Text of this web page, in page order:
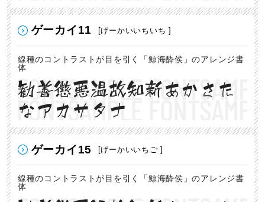
ゲーカイ11 [げーかいいちいち ]
線種のコントラストが目を引く「鯨海酔侯」のアレンジ書
体
勧善懲悪温故知新あかさた
なアカサタナ
ゲーカイ15 [げーかいいちご ]
線種のコントラストが目を引く「鯨海酔侯」のアレンジ書
体